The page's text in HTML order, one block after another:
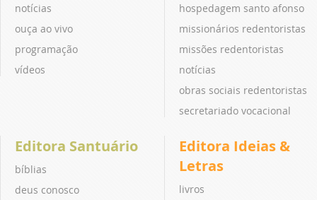
notícias
ouça ao vivo
programação
vídeos
hospedagem santo afonso
missionários redentoristas
missões redentoristas
notícias
obras sociais redentoristas
secretariado vocacional
Editora Santuário
bíblias
deus conosco
Editora Ideias &
Letras
livros